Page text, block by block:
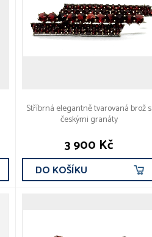
Stříbrná elegantně tvarovaná brož s
českými granáty
3 900 Kč
DO KOŠÍKU